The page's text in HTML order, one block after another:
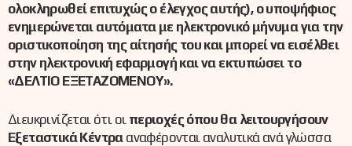
ολοκληρωθεί επιτυχώς ο έλεγχος αυτής), ο υποψήφιος
ενημερώνεται αυτόματα με ηλεκτρονικό μήνυμα για την
οριστικοποίηση της αίτησής του και μπορεί να εισέλθει
στην ηλεκτρονική εφαρμογή και να εκτυπώσει το
«ΔΕΛΤΙΟ ΕΞΕΤΑΖΟΜΕΝΟΥ».
Διευκρινίζεται ότι οι περιοχές όπου θα λειτουργήσουν
Εξεταστικά Κέντρααναφέρονται αναλυτικά ανά γλώσσα